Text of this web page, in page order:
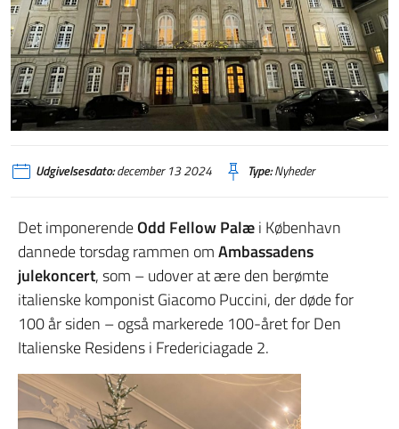
Udgivelsesdato:december 13 2024 Type:Nyheder
Det imponerendeOdd Fellow Palæi København
dannede torsdag rammen omAmbassadens
julekoncert, som – udover at ære den berømte
italienske komponist Giacomo Puccini, der døde for
100 år siden – også markerede 100-året for Den
Italienske Residens i Fredericiagade 2.